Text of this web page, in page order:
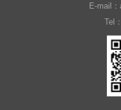
E-mail
Tel